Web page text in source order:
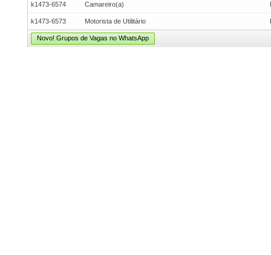
k1473-6574 Camareiro(a)
k1473-6573 Motorista de Utilitário
Novo! Grupos de Vagas no WhatsApp